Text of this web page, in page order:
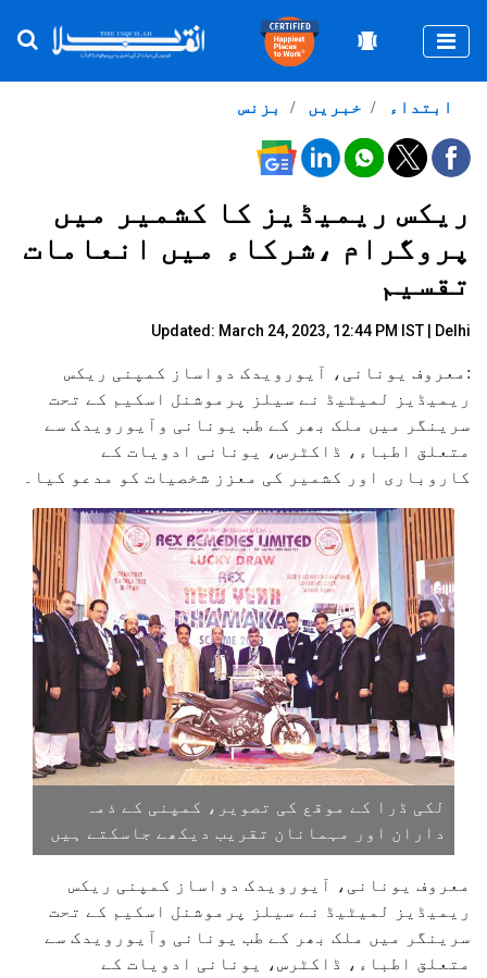
بزنس خبریں ابتداء
ریکس ریمیڈیز کا کشمیر میں
پروگرام ،شرکاء میں انعامات
تقسیم
Updated: March 24, 2023, 12:44 PM IST | Delhi
:معروف یونانی، آیورویدک دواساز کمپنی ریکس
ریمیڈیز لمیٹیڈ نے سیلز پرموشنل اسکیم کے تحت
سرینگر میں ملک بھر کے طب یونانی وآیورویدک سے
متعلق اطباء، ڈاکٹرس، یونانی ادویات کے
کاروباری اور کشمیر کی معزز شخصیات کو مدعو کیا۔
لکی ڈرا کے موقع کی تصویر، کمپنی کے ذمہ
داران اور مہمانان تقریب دیکھے جاسکتے ہیں
معروف یونانی، آیورویدک دواساز کمپنی ریکس
ریمیڈیز لمیٹیڈ نے سیلز پرموشنل اسکیم کے تحت
سرینگر میں ملک بھر کے طب یونانی وآیورویدک سے
متعلق اطباء، ڈاکٹرس، یونانی ادویات کے